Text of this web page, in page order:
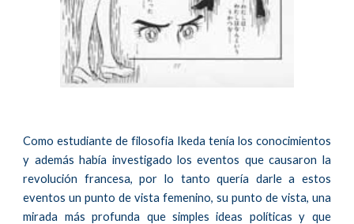
Como estudiante de filosofia Ikeda tenía los conocimientos
y ademáshabía investigado los eventos que causaron la
revolución francesa, por lo tanto quería darle a estos
eventos un punto de vista femenino, su punto de vista, una
mirada más profunda que simples ideas políticas y que